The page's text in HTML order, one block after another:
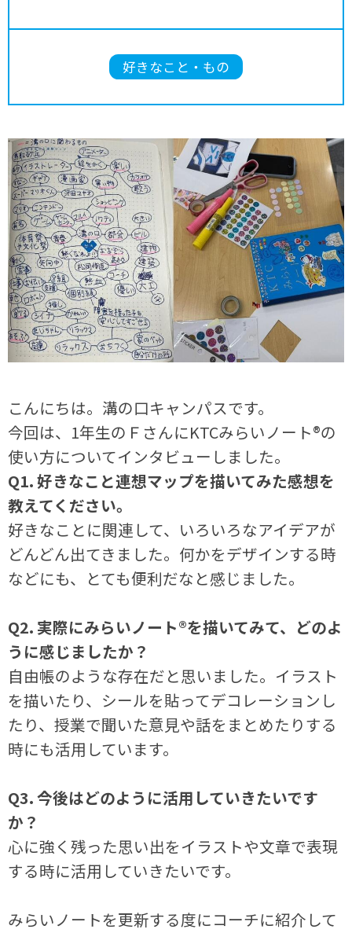
好きなこと・もの
こんにちは。溝の口キャンパスです。
今回は、1年生のＦさんにKTCみらいノート®の
使い方についてインタビューしました。
Q1. 好きなこと連想マップを描いてみた感想を
教えてください。
好きなことに関連して、いろいろなアイデアが
どんどん出てきました。何かをデザインする時
などにも、とても便利だなと感じました。
Q2. 実際にみらいノート®を描いてみて、どのよ
うに感じましたか？
自由帳のような存在だと思いました。イラスト
を描いたり、シールを貼ってデコレーションし
たり、授業で聞いた意見や話をまとめたりする
時にも活用しています。
Q3. 今後はどのように活用していきたいです
か？
心に強く残った思い出をイラストや文章で表現
する時に活用していきたいです。
みらいノートを更新する度にコーチに紹介して